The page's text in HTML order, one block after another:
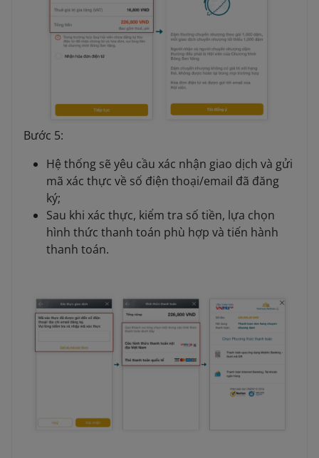
Bước 5:
Hệ thống sẽ yêu cầu xác nhận giao dịch và gửi
mã xác thực về số điện thoại/email đã đăng
ký;
Sau khi xác thực, kiểm tra số tiền, lựa chọn
hình thức thanh toán phù hợp và tiến hành
thanh toán.